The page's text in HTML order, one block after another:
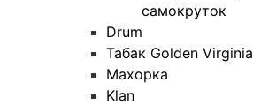
самокруток
Drum
Табак Golden Virginia
Махорка
Klan